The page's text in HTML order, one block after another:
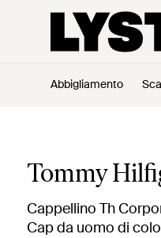
Abbigliamento
Tommy
Cappellino Th
Cap da uomo di